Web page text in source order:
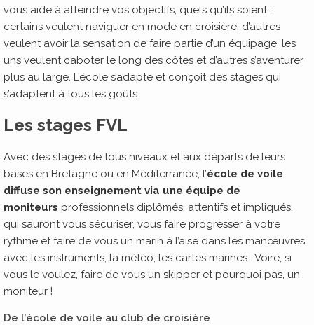
vous aide à atteindre vos objectifs, quels qu’ils soient :
certains veulent naviguer en mode en croisière, d’autres
veulent avoir la sensation de faire partie d’un équipage, les
uns veulent caboter le long des côtes et d’autres s’aventurer
plus au large. L’école s’adapte et conçoit des stages qui
s’adaptent à tous les goûts.
Les stages FVL
Avec des stages de tous niveaux et aux départs de leurs
bases en Bretagne ou en Méditerranée, l’école de voile
diffuse son enseignement via une équipe de
moniteurs professionnels diplômés, attentifs et impliqués,
qui sauront vous sécuriser, vous faire progresser à votre
rythme et faire de vous un marin à l’aise dans les manœuvres,
avec les instruments, la météo, les cartes marines… Voire, si
vous le voulez, faire de vous un skipper et pourquoi pas, un
moniteur !
De l’école de voile au club de croisière